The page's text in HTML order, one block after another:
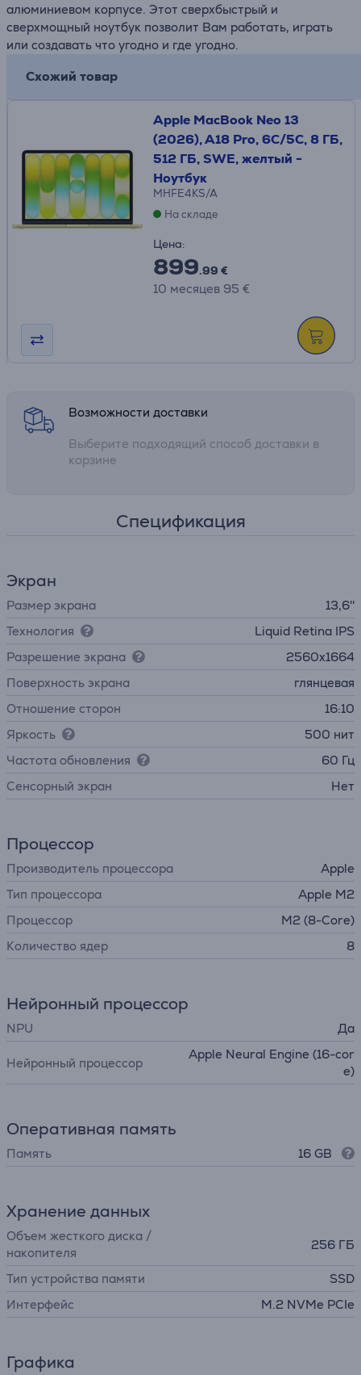
алюминиевом корпусе. Этот сверхбыстрый и
сверхмощный ноутбук позволит Вам работать, играть
или создавать что угодно и где угодно.
Схожий товар
Apple MacBook Neo 13
(2026), A18 Pro, 6C/5C, 8 ГБ,
512 ГБ, SWE, желтый -
Ноутбук
MHFE4KS/A
На складе
Цена:
899.99 €
10 месяцев 95 €
Возможности доставки
Выберите подходящий способ доставки в
корзине
Спецификация
Экран
Размер экрана
13,6''
Технология
Liquid Retina IPS
Разрешение экрана
2560x1664
Поверхность экрана
глянцевая
Отношение сторон
16:10
Яркость
500 нит
Частота обновления
60 Гц
Cенсорный экран
Нет
Процессор
Производитель процессора
Apple
Тип процессора
Apple M2
Процессор
M2 (8-Core)
Количество ядер
8
Нейронный процессор
NPU Да
Нейронный процессор
Apple Neural Engine (16-cor
e)
Оперативная память
Память 16 GB
Хранение данных
Объем жесткого диска /
накопителя
256 ГБ
Тип устройства памяти
SSD
Интерфейс
M.2 NVMe PCIe
Графика